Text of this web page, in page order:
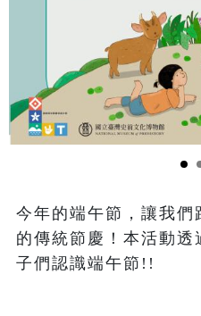
今年的端午節，讓我們
的傳統節慶！本活動
子們認識端午節!!